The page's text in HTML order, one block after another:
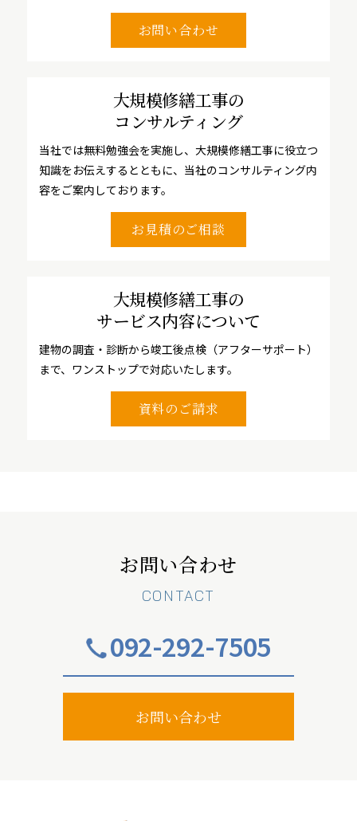
お問い合わせ
大規模修繕工事の
コンサルティング
当社では無料勉強会を実施し、大規模修繕工事に役立つ
知識をお伝えするとともに、当社のコンサルティング内
容をご案内しております。
お見積のご相談
大規模修繕工事の
サービス内容について
建物の調査・診断から竣工後点検（アフターサポート）
まで、ワンストップで対応いたします。
資料のご請求
お問い合わせ
CONTACT
092-292-7505
お問い合わせ